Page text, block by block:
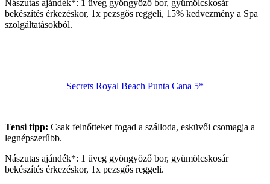
Nászutas ajándék*: 1 üveg gyöngyöző bor, gyümölcskosár
bekészítés érkezéskor, 1x pezsgős reggeli, 15% kedvezmény a Spa
szolgáltatásokból.
Secrets Royal Beach Punta Cana 5*
Tensi tipp: Csak felnőtteket fogad a szálloda, esküvői csomagja a
legnépszerűbb.
Nászutas ajándék*: 1 üveg gyöngyöző bor, gyümölcskosár
bekészítés érkezéskor, 1x pezsgős reggeli.